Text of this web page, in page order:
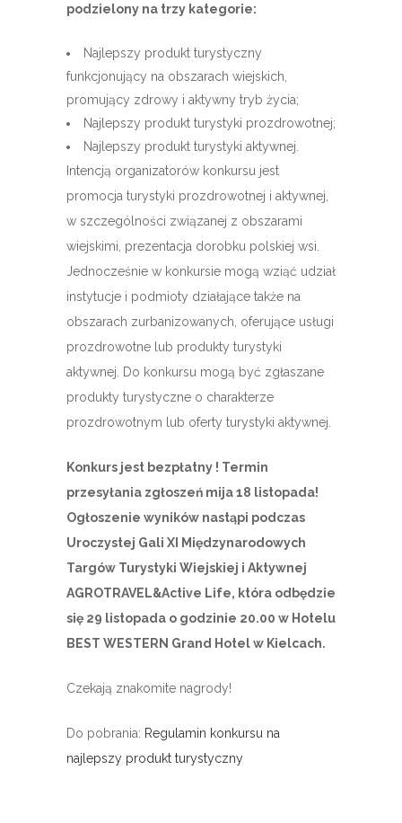
podzielony na trzy kategorie:
Najlepszy produkt turystyczny
funkcjonujący na obszarach wiejskich,
promujący zdrowy i aktywny tryb życia;
Najlepszy produkt turystyki prozdrowotnej;
Najlepszy produkt turystyki aktywnej.
Intencją organizatorów konkursu jest
promocja turystyki prozdrowotnej i aktywnej,
w szczególności związanej z obszarami
wiejskimi, prezentacja dorobku polskiej wsi.
Jednocześnie w konkursie mogą wziąć udział
instytucje i podmioty działające także na
obszarach zurbanizowanych, oferujące usługi
prozdrowotne lub produkty turystyki
aktywnej. Do konkursu mogą być zgłaszane
produkty turystyczne o charakterze
prozdrowotnym lub oferty turystyki aktywnej.
Konkurs jest bezpłatny ! Termin
przesyłania zgłoszeń mija 18 listopada!
Ogłoszenie wyników nastąpi podczas
Uroczystej Gali XI Międzynarodowych
Targów Turystyki Wiejskiej i Aktywnej
AGROTRAVEL&Active Life, która odbędzie
się 29 listopada o godzinie 20.00 w Hotelu
BEST WESTERN Grand Hotel w Kielcach.
Czekają znakomite nagrody!
Do pobrania: Regulamin konkursu na
najlepszy produkt turystyczny